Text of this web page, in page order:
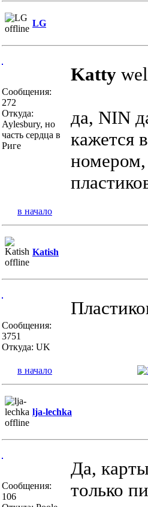
LG
Сообщения:
272
Откуда:
Aylesbury, но
часть сердца в
Риге
Katty
да, NIN
кажется
номером,
в начало
Katish
Сообщения:
3751
Откуда: UK
в начало
lja-lechka
Сообщения:
106
Да,
только